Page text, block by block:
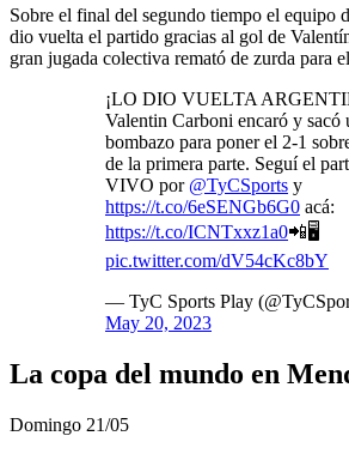
Sobre el final del segundo tiempo el equipo
dio vuelta el partido gracias al gol de
gran jugada colectiva remató de zurda para
¡LO DIO VUELTA
Valentin Carboni encaró y sacó
bombazo para poner el 2-1
de la primera parte. Seguí el
VIVO por @TyCSports y
https://t.co/6eSENGb6G0 acá:
https://t.co/ICNTxxz1a0📲🖥️
pic.twitter.com/dV54cKc8bY
— TyC Sports Play
May 20, 2023
La copa del mundo en
Domingo 21/05